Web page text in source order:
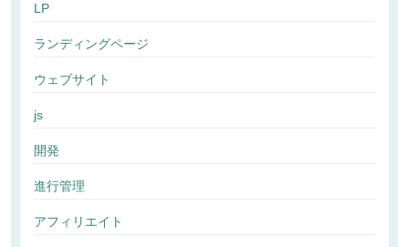
LP
ランディングページ
ウェブサイト
js
開発
進行管理
アフィリエイト